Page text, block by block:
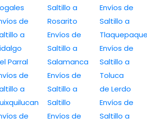
de
a
Parral
de
a
de
Saltillo a
Rosarito
Envíos de
Saltillo a
Salamanca
Envíos de
Saltillo a
Saltillo
Envíos de
Envíos de
Saltillo a
Envíos de
Saltillo a
Toluca
de Lerdo
Envíos de
Saltillo a